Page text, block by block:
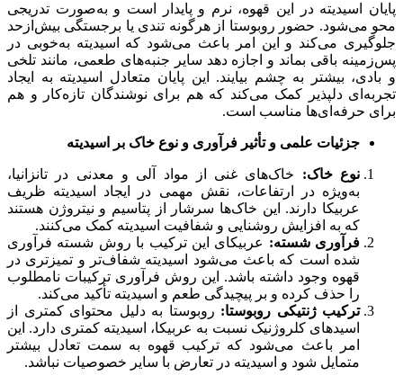
پایان اسیدیته در این قهوه، نرم و پایدار است و به‌صورت تدریجی
محو می‌شود. حضور روبوستا از هرگونه تندی یا برجستگی بیش‌ازحد
جلوگیری می‌کند و این امر باعث می‌شود که اسیدیته به‌خوبی در
پس‌زمینه باقی بماند و اجازه دهد سایر جنبه‌های طعمی، مانند تلخی
و بادی، بیشتر به چشم بیایند. این پایان متعادل اسیدیته به ایجاد
تجربه‌ای دلپذیر کمک می‌کند که هم برای نوشندگان تازه‌کار و هم
برای حرفه‌ای‌ها مناسب است.
جزئیات علمی و تأثیر فرآوری و نوع خاک بر اسیدیته
نوع خاک: خاک‌های غنی از مواد آلی و معدنی در تانزانیا،
به‌ویژه در ارتفاعات، نقش مهمی در ایجاد اسیدیته ظریف
عربیکا دارند. این خاک‌ها سرشار از پتاسیم و نیتروژن هستند
که به افزایش روشنایی و شفافیت اسیدیته کمک می‌کنند.
فرآوری شسته: عربیکای این ترکیب با روش شسته فرآوری
شده است که باعث می‌شود اسیدیته شفاف‌تر و تمیزتری در
قهوه وجود داشته باشد. این روش فرآوری ترکیبات نامطلوب
را حذف کرده و بر پیچیدگی طعم و اسیدیته تأکید می‌کند.
ترکیب ژنتیکی روبوستا: روبوستا به دلیل محتوای کمتری از
اسیدهای کلروژنیک نسبت به عربیکا، اسیدیته کمتری دارد. این
امر باعث می‌شود که ترکیب قهوه به سمت تعادل بیشتر
متمایل شود و اسیدیته در تعارض با سایر خصوصیات نباشد.